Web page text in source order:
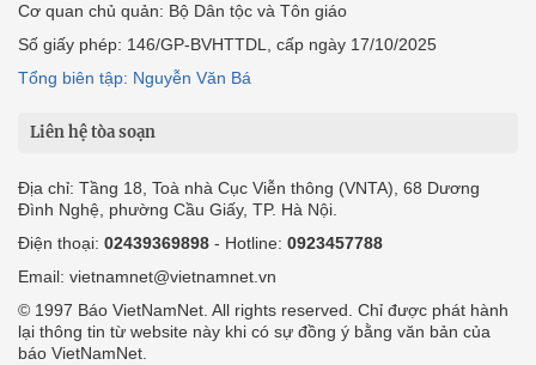
Cơ quan chủ quản: Bộ Dân tộc và Tôn giáo
Số giấy phép: 146/GP-BVHTTDL, cấp ngày 17/10/2025
Tổng biên tập: Nguyễn Văn Bá
Liên hệ tòa soạn
Địa chỉ: Tầng 18, Toà nhà Cục Viễn thông (VNTA), 68 Dương
Đình Nghệ, phường Cầu Giấy, TP. Hà Nội.
Điện thoại: 02439369898 - Hotline: 0923457788
Email: vietnamnet@vietnamnet.vn
© 1997 Báo VietNamNet. All rights reserved. Chỉ được phát hành
lại thông tin từ website này khi có sự đồng ý bằng văn bản của
báo VietNamNet.